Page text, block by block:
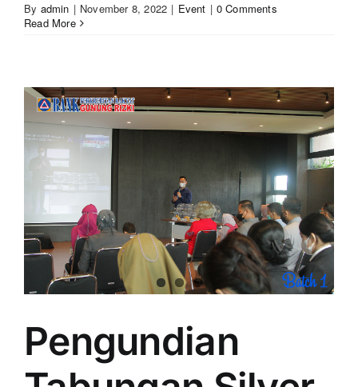
By admin | November 8, 2022 | Event | 0 Comments
Read More
Pengundian